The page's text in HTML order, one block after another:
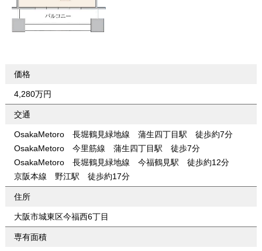
価格
4,280万円
交通
OsakaMetoro 長堀鶴見緑地線 蒲生四丁目駅 徒歩約7分
OsakaMetoro 今里筋線 蒲生四丁目駅 徒歩7分
OsakaMetoro 長堀鶴見緑地線 今福鶴見駅 徒歩約12分
京阪本線 野江駅 徒歩約17分
住所
大阪市城東区今福西6丁目
専有面積